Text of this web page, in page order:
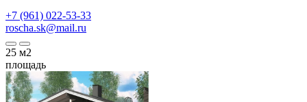
+7 (961) 022-53-33
roscha.sk@mail.ru
25 м2
площадь